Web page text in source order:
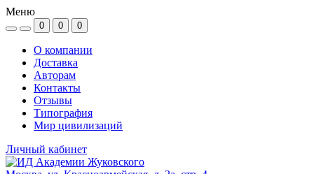
Меню
0 0 0
О компании
Доставка
Авторам
Контакты
Отзывы
Типография
Мир цивилизаций
Личный кабинет